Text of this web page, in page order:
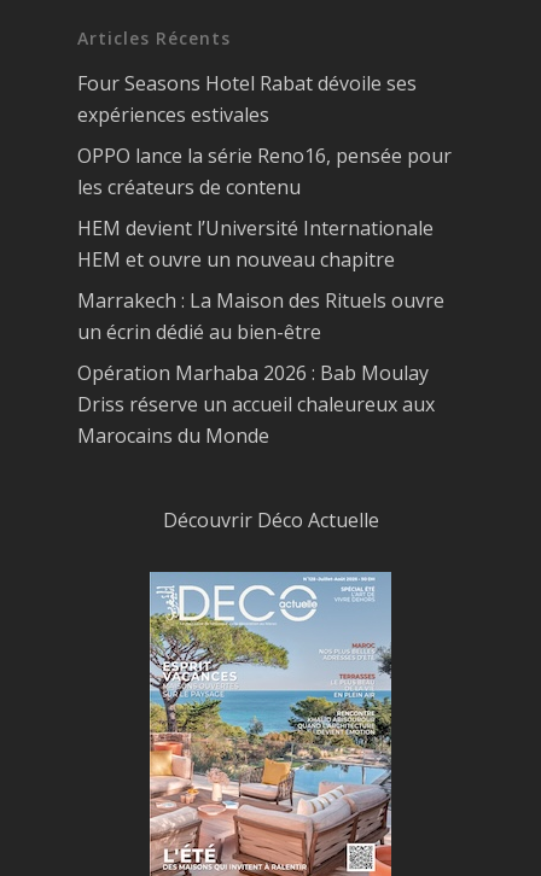
Articles Récents
Four Seasons Hotel Rabat dévoile ses
expériences estivales
OPPO lance la série Reno16, pensée pour
les créateurs de contenu
HEM devient l’Université Internationale
HEM et ouvre un nouveau chapitre
Marrakech : La Maison des Rituels ouvre
un écrin dédié au bien-être
Opération Marhaba 2026 : Bab Moulay
Driss réserve un accueil chaleureux aux
Marocains du Monde
Découvrir Déco Actuelle